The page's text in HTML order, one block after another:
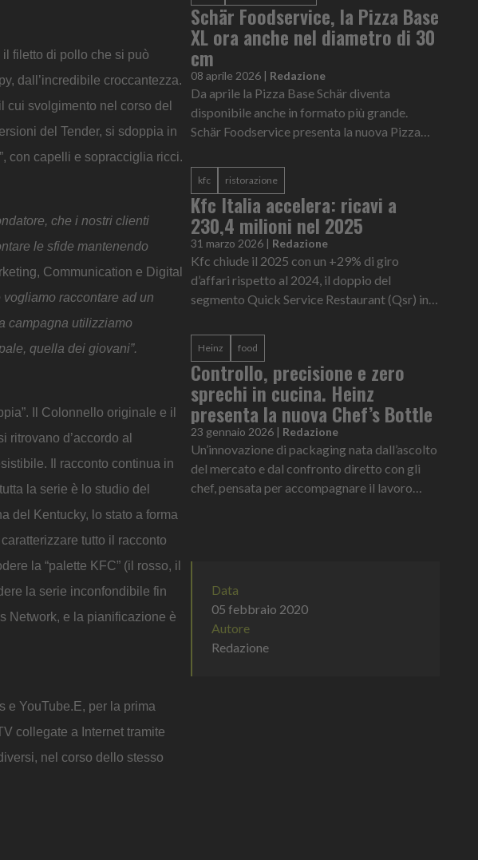
filetto di pollo che si può
dall’incredibile croccantezza.
cui svolgimento nel corso del
del Tender, si sdoppia in
con capelli e sopracciglia ricci.
che i nostri clienti
le sfide mantenendo
Communication e Digital
raccontare ad un
campagna utilizziamo
quella dei giovani”.
Il Colonnello originale e il
d’accordo al
Il racconto continua in
la serie è lo studio del
del Kentucky, lo stato a forma
tutto il racconto
la “palette KFC” (il rosso, il
la serie inconfondibile fin
Network, e la pianificazione è
e YouTube.E, per la prima
collegate a Internet tramite
nel corso dello stesso
Schär Foodservice, la Pizza Base
XL ora anche nel diametro di 30
cm
08 aprile 2026 | Redazione
Da aprile la Pizza Base Schär diventa
disponibile anche in formato più grande.
Schär Foodservice presenta la nuova Pizza
220 g, per avvicinarsi ancora di pi...
kfc ristorazione
Kfc Italia accelera: ricavi a
230,4 milioni nel 2025
31 marzo 2026 | Redazione
Kfc chiude il 2025 con un +29% di giro
d’affari rispetto al 2024, il doppio del
segmento Quick Service Restaurant (Qsr) in
fine del 2025 il sistema Kfc It...
Heinz food
Controllo, precisione e zero
sprechi in cucina. Heinz
presenta la nuova Chef’s Bottle
23 gennaio 2026 | Redazione
Un’innovazione di packaging nata dall’ascolto
del mercato e dal confronto diretto con gli
chef, pensata per accompagnare il lavoro
Data
05 febbraio 2020
Autore
Redazione